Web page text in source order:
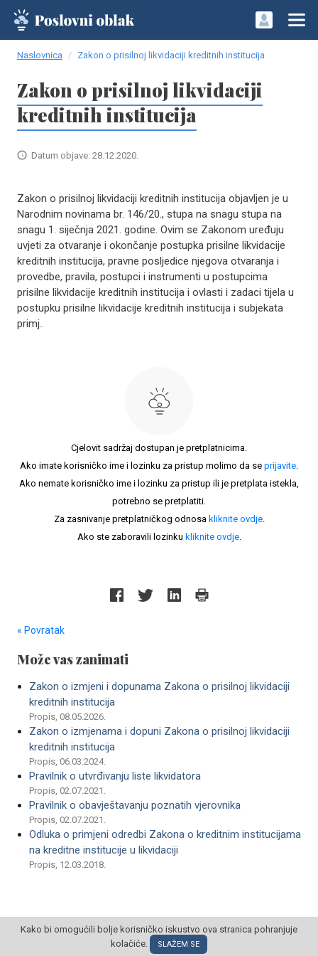
Naslovnica Zakon o prisilnoj likvidaciji kreditnih institucija
Zakon o prisilnoj likvidaciji
kreditnih institucija
Datum objave: 28.12.2020.
Zakon o prisilnoj likvidaciji kreditnih institucija objavljen je u
Narodnim novinama br. 146/20., stupa na snagu stupa na
snagu 1. siječnja 2021. godine. Ovim se Zakonom uređuju
uvjeti za otvaranje i okončanje postupka prisilne likvidacije
kreditnih institucija, pravne posljedice njegova otvaranja i
provedbe, pravila, postupci i instrumenti u postupcima
prisilne likvidacije kreditnih institucija i ovlasti i zadaci tijela u
postupku prisilne likvidacije kreditnih institucija i subjekata
primj..
Cjelovit sadržaj dostupan je pretplatnicima.
Ako imate korisničko ime i lozinku za pristup molimo da se prijavite.
Ako nemate korisničko ime i lozinku za pristup ili je pretplata istekla,
potrebno se pretplatiti.
Za zasnivanje pretplatničkog odnosa kliknite ovdje.
Ako ste zaboravili lozinku kliknite ovdje.
« Povratak
Može vas zanimati
Zakon o izmjeni i dopunama Zakona o prisilnoj likvidaciji
kreditnih institucija
Propis, 08.05.2026.
Zakon o izmjenama i dopuni Zakona o prisilnoj likvidaciji
kreditnih institucija
Propis, 06.03.2024.
Pravilnik o utvrđivanju liste likvidatora
Propis, 02.07.2021.
Pravilnik o obavještavanju poznatih vjerovnika
Propis, 02.07.2021.
Odluka o primjeni odredbi Zakona o kreditnim institucijama
na kreditne institucije u likvidaciji
Propis, 12.03.2018.
© POSLOVNI OBLAK Sva prava pridržana
Kako bi omogućili bolje korisničko iskustvo ova stranica pohranjuje
kolačiće.
SLAŽEM SE